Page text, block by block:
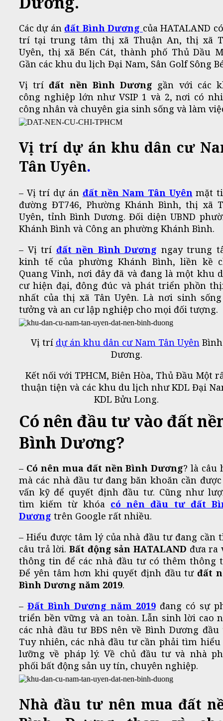
Các dự ánđất Bình Dương của HATALAND
trí tại trung tâm thị xã Thuận An, thị xã
Uyên, thị xã Bến Cát, thành phố Thủ Dầu
Gần các khu du lịch Đại Nam, Sân Golf Sông
Vị tríđất nền Bình Dương gần với các
công nghiệp lớn như VSIP 1 và 2, nơi có
công nhân và chuyên gia sinh sống và làm
Vị trí dự án khu dân cư
Tân Uyên.
– Vị trí dự án đất nền Nam Tân Uyên mặt
đường ĐT746, Phường Khánh Bình, thị xã
Uyên, tỉnh Bình Dương. Đối diện UBND
Khánh Bình và Công an phường Khánh Bình.
– Vị trí đất nền Bình Dương ngay trung
kinh tế của phường Khánh Bình, liền kề
Quang Vinh, nơi đây đã và đang là một khu
cư hiện đại, đông đúc và phát triển phồn
nhất của thị xã Tân Uyên. Là nơi sinh
tưởng và an cư lập nghiệp cho mọi đối tượng.
Vị trí dự án khu dân cư Nam Tân UyênBình
Dương.
Kết nối với TPHCM, Biên Hòa, Thủ Đầu Một
thuận tiện và các khu du lịch như KDL Đại
KDL Bửu Long.
Có nên đầu tư vào đất
Bình Dương?
– Có nên mua đất nền Bình Dương? là câu
mà các nhà đầu tư đang băn khoăn cần
vấn kỹ để quyết định đầu tư. Cũng như
tìm kiếm từ khóa có nên đầu tư đất
Dương trên Google rất nhiều.
– Hiểu được tâm lý của nhà đầu tư đang cần
câu trả lời. Bất động sản HATALAND đưa ra
thông tin để các nhà đầu tư có thêm thông
Để yên tâm hơn khi quyết định đầu tưđất
Bình Dương năm 2019.
– Đất Bình Dương năm 2019 đang có sự
triển bền vững và an toàn. Lẫn sinh lời cao
các nhà đầu tư BĐS nên về Bình Dương đầu
Tuy nhiên, các nhà đầu tư cần phải tìm hiểu
lưỡng về pháp lý. Về chủ đầu tư và nhà
phối bất động sản uy tín, chuyên nghiệp.
Nhà đầu tư nên mua đất